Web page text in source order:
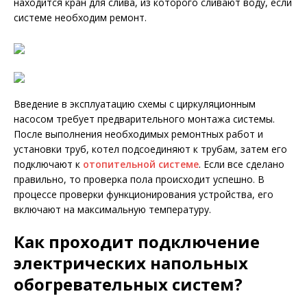
системе необходим ремонт.
Введение в эксплуатацию схемы с циркуляционным
насосом требует предварительного монтажа системы.
После выполнения необходимых ремонтных работ и
установки труб, котел подсоединяют к трубам, затем его
подключают к отопительной системе. Если все сделано
правильно, то проверка пола происходит успешно. В
процессе проверки функционирования устройства, его
включают на максимальную температуру.
Как проходит подключение
электрических напольных
обогревательных систем?